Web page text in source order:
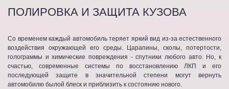
ПОЛИРОВКА И ЗАЩИТА КУЗОВА
Со временем каждый автомобиль теряет яркий вид из-за естественного
воздействия окружающей его среды. Царапины, сколы, потертости,
голограммы и химические повреждения - спутники любого авто. Но, к
счастью, современные системы по восстановлению ЛКП и его
последующей защите в значительной степени могут вернуть
автомобилю былой блеск и приблизить к состоянию нового.